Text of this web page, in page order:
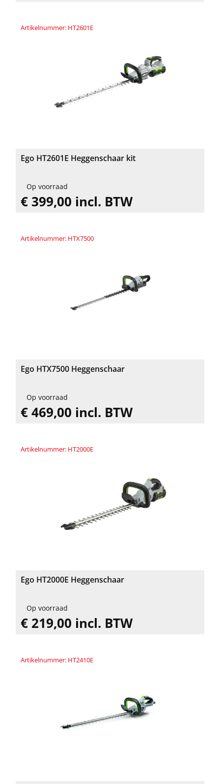
Artikelnummer: HT2601E
Ego HT2601E Heggenschaar kit
Op voorraad
€ 399,00 incl. BTW
Artikelnummer: HTX7500
Ego HTX7500 Heggenschaar
Op voorraad
€ 469,00 incl. BTW
Artikelnummer: HT2000E
Ego HT2000E Heggenschaar
Op voorraad
€ 219,00 incl. BTW
Artikelnummer: HT2410E